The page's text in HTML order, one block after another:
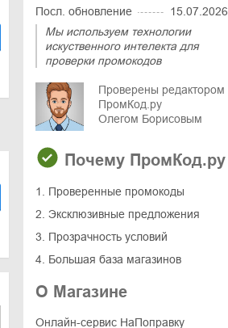
Посл. обновление
15.07.2026
Мы используем технологии
искуственного интелекта для
проверки промокодов
Проверены редактором
ПромКод.ру
Олегом Борисовым
Почему ПромКод.ру
1. Проверенные промокоды
2. Эксклюзивные предложения
3. Прозрачность условий
4. Большая база магазинов
О Магазине
Онлайн-сервис НаПоправку